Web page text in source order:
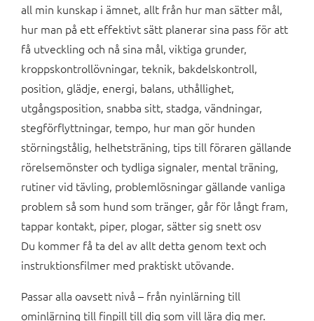
all min kunskap i ämnet, allt från hur man sätter mål,
hur man på ett effektivt sätt planerar sina pass för att
få utveckling och nå sina mål, viktiga grunder,
kroppskontrollövningar, teknik, bakdelskontroll,
position, glädje, energi, balans, uthållighet,
utgångsposition, snabba sitt, stadga, vändningar,
stegförflyttningar, tempo, hur man gör hunden
störningstålig, helhetsträning, tips till föraren gällande
rörelsemönster och tydliga signaler, mental träning,
rutiner vid tävling, problemlösningar gällande vanliga
problem så som hund som tränger, går för långt fram,
tappar kontakt, piper, plogar, sätter sig snett osv
Du kommer få ta del av allt detta genom text och
instruktionsfilmer med praktiskt utövande.
Passar alla oavsett nivå – från nyinlärning till
ominlärning till finpill till dig som vill lära dig mer.